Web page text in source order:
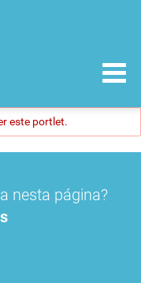
este portlet.
nesta página?